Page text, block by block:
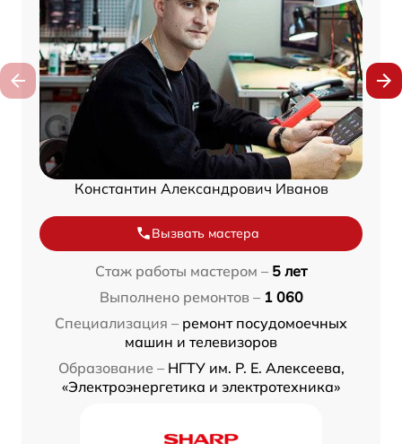
Константин Александрович Иванов
Вызвать мастера
Стаж работы мастером – 5 лет
Выполнено ремонтов – 1 060
Специализация – ремонт посудомоечных
машин и телевизоров
Образование – НГТУ им. Р. Е. Алексеева,
«Электроэнергетика и электротехника»